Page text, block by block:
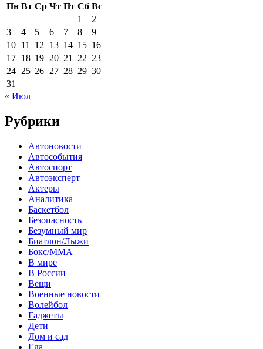
Пн Вт Ср Чт Пт Сб Вс
1
2
3
4 5 6 7 8
9
10 11 12 13 14 15 16
17 18 19 20 21 22 23
24 25 26 27 28 29 30
31
« Июл
Рубрики
Автоновости
Автособытия
Автоспорт
Автоэксперт
Актеры
Аналитика
Баскетбол
Безопасность
Безумный мир
Биатлон/Лыжи
Бокс/MMA
В мире
В России
Вещи
Военные новости
Волейбол
Гаджеты
Дети
Дом и сад
Еда